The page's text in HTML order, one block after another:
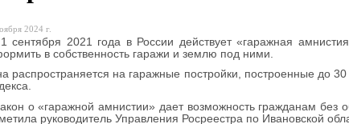
2024 г.
сентября 2021 года в России действует «гаражная
в собственность гаражи и землю под ними.
распространяется на гаражные постройки, построенные до
о «гаражной амнистии» дает возможность гражданам
руководитель Управления Росреестра по Ивановской